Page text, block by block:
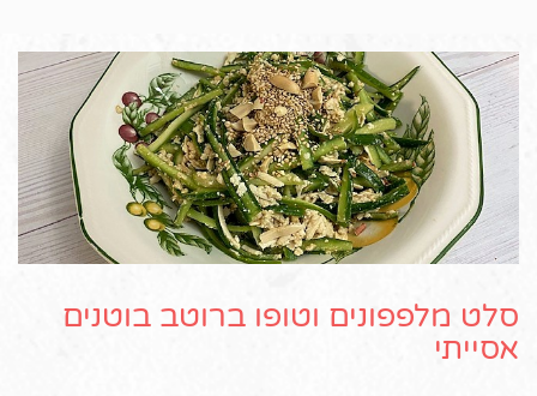
סלט מלפפונים וטופו ברוטב בוטנים
אסייתי